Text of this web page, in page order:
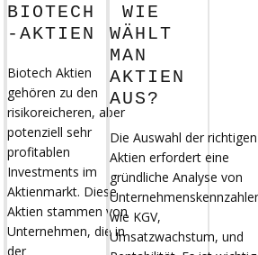
BIOTECH
-AKTIEN
Biotech Aktien
gehören zu den
risikoreicheren, aber
potenziell sehr
profitablen
Investments im
Aktienmarkt. Diese
Aktien stammen von
Unternehmen, die in
der
WIE
WÄHLT
MAN
AKTIEN
AUS?
Die Auswahl der richtigen
Aktien erfordert eine
gründliche Analyse von
wie KGV,
Umsatzwachstum, und